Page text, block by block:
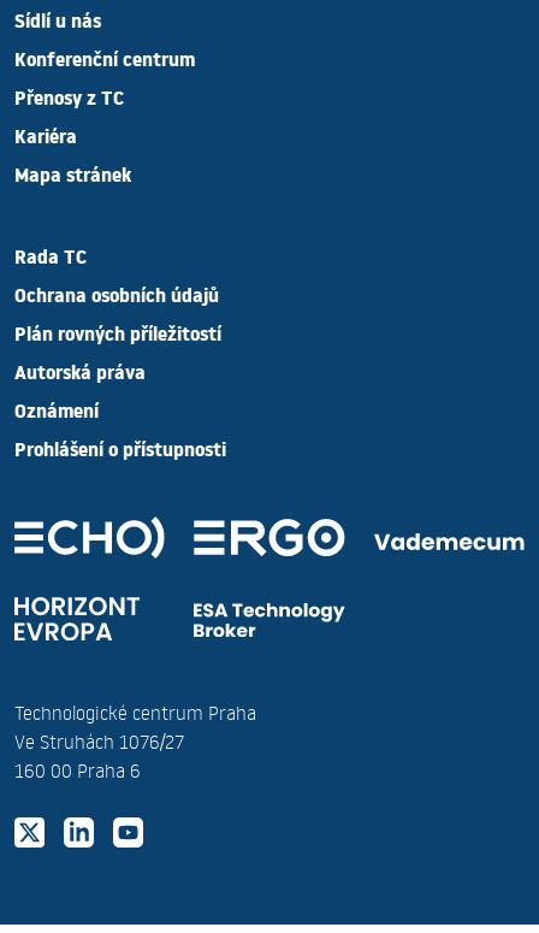
Sídlí u nás
Konferenční centrum
Přenosy z TC
Kariéra
Mapa stránek
Rada TC
Ochrana osobních údajů
Plán rovných příležitostí
Autorská práva
Oznámení
Prohlášení o přístupnosti
Technologické centrum Praha
Ve Struhách 1076/27
160 00 Praha 6